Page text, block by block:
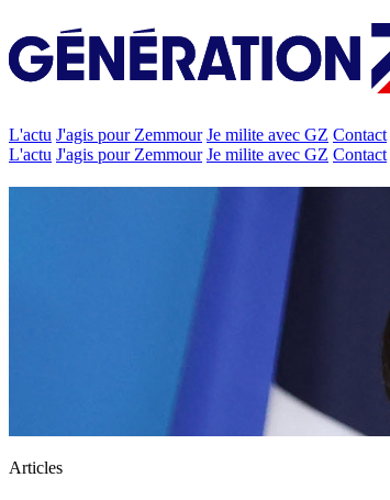
L'actu J'agis pour Zemmour Je milite avec GZ Contact
L'actu J'agis pour Zemmour Je milite avec GZ Contact
Articles